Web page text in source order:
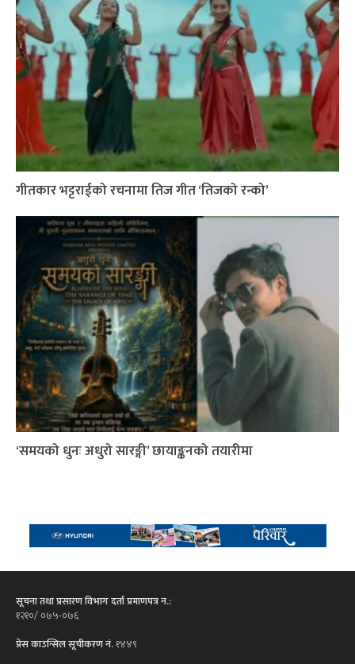
गीतकार भट्टराईको रचनामा तिज गीत ‘तिजको रन्को’
‘समयको धुनः अधुरो सारङ्गी’ छायाङ्कनको तयारीमा
सूचना तथा प्रसारण विभाग दर्ता प्रमाणपत्र न.:
१२१०/ ०७५-०७६
प्रेस काउन्सिल सूचीकरण नं.१४४९